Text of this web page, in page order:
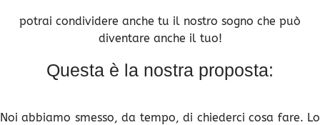
potrai condividere anche tu il nostro sogno che può
diventare anche il tuo!
Questa è la nostra proposta:
Noi abbiamo smesso, da tempo, di chiederci cosa fare. Lo